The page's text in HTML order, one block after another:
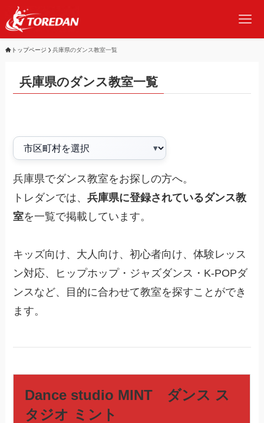
トップページ 兵庫県のダンス教室一覧
兵庫県のダンス教室一覧
兵庫県でダンス教室をお探しの方へ。
トレダンでは、兵庫県に登録されているダンス教
室を一覧で掲載しています。
キッズ向け、大人向け、初心者向け、体験レッス
ン対応、ヒップホップ・ジャズダンス・K-POPダ
ンスなど、目的に合わせて教室を探すことができ
ます。
Dance studio MINT ダンス ス
タジオ ミント